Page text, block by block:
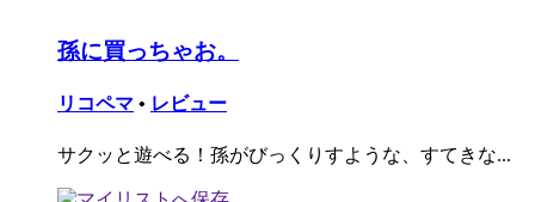
孫に買っちゃお。
リコペマ • レビュー
サクッと遊べる！孫がびっくりすような、すてきな...